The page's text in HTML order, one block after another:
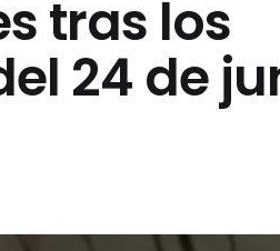
tras los
24 de